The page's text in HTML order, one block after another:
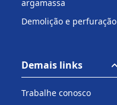
argamassa
Demolição e perfuração
Demais links
Trabalhe conosco